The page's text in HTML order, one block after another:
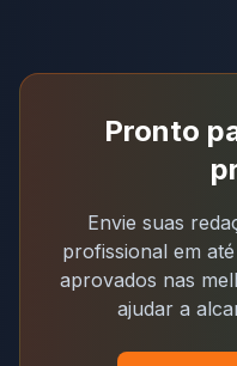
Pronto
Envie suas
profissional em
aprovados nas
ajudar a